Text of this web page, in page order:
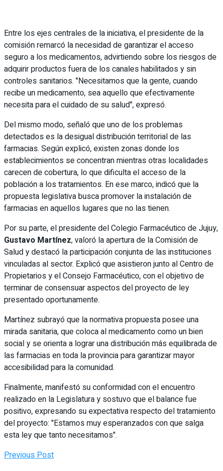
Entre los ejes centrales de la iniciativa, el presidente de la
comisión remarcó la necesidad de garantizar el acceso
seguro a los medicamentos, advirtiendo sobre los riesgos de
adquirir productos fuera de los canales habilitados y sin
controles sanitarios. "Necesitamos que la gente, cuando
recibe un medicamento, sea aquello que efectivamente
necesita para el cuidado de su salud", expresó.
Del mismo modo, señaló que uno de los problemas
detectados es la desigual distribución territorial de las
farmacias. Según explicó, existen zonas donde los
establecimientos se concentran mientras otras localidades
carecen de cobertura, lo que dificulta el acceso de la
población a los tratamientos. En ese marco, indicó que la
propuesta legislativa busca promover la instalación de
farmacias en aquellos lugares que no las tienen.
Por su parte, el presidente del Colegio Farmacéutico de Jujuy,
Gustavo Martínez, valoró la apertura de la Comisión de
Salud y destacó la participación conjunta de las instituciones
vinculadas al sector. Explicó que asistieron junto al Centro de
Propietarios y el Consejo Farmacéutico, con el objetivo de
terminar de consensuar aspectos del proyecto de ley
presentado oportunamente.
Martínez subrayó que la normativa propuesta posee una
mirada sanitaria, que coloca al medicamento como un bien
social y se orienta a lograr una distribución más equilibrada de
las farmacias en toda la provincia para garantizar mayor
accesibilidad para la comunidad.
Finalmente, manifestó su conformidad con el encuentro
realizado en la Legislatura y sostuvo que el balance fue
positivo, expresando su expectativa respecto del tratamiento
del proyecto: "Estamos muy esperanzados con que salga
esta ley que tanto necesitamos".
Previous Post